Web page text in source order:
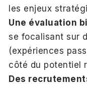
les enjeux
Une évaluation
se focalisant sur
(expériences
côté du potentiel
Des